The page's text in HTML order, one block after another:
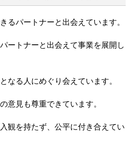
るパートナーと出会えています。
ートナーと出会えて事業を展開し
なる人にめぐり会えています。
意見も尊重できています。
観を持たず、公平に付き合えてい